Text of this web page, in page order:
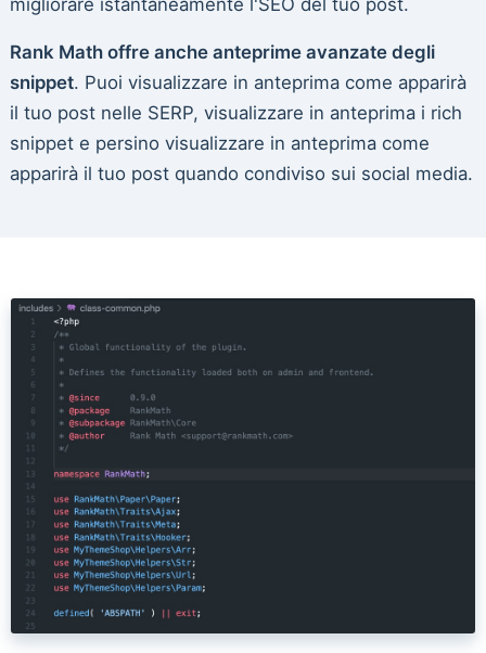
Rank Math offre anche anteprime avanzate degli
snippet. Puoi visualizzare in anteprima come apparirà
il tuo post nelle SERP, visualizzare in anteprima i rich
snippet e persino visualizzare in anteprima come
apparirà il tuo post quando condiviso sui social media.